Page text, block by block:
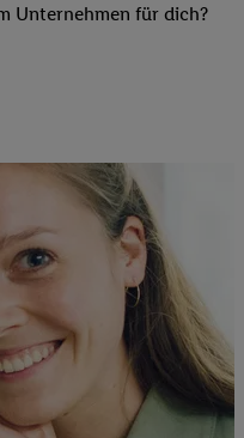
Unternehmen für dich?